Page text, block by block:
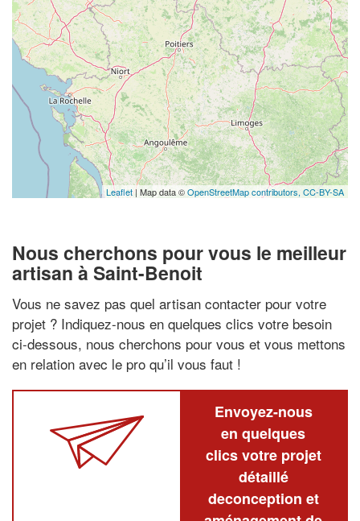
Leaflet| Map data ©OpenStreetMap contributors, CC-BY-SA
Nous cherchons pour vous le meilleur
artisan à Saint-Benoit
Vous ne savez pas quel artisan contacter pour votre
projet ? Indiquez-nous en quelques clics votre besoin
ci-dessous, nous cherchons pour vous et vous mettons
en relation avec le pro qu’il vous faut !
Envoyez-nous
en quelques
clics votre projet
détaillé
deconception et